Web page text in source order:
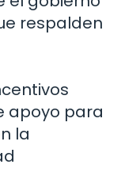
respalden
apoyo para
la